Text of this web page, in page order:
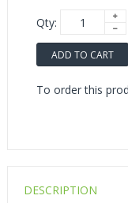
Qty:
ADD TO CART
To order this
DESCRIPTION